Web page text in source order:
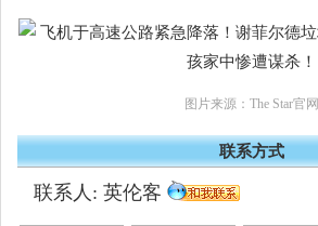
图片来源：The Star官网
联系方式
联系人: 英伦客